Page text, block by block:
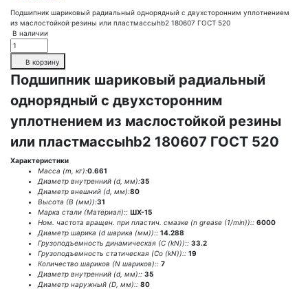
Подшипник шариковый радиальный однорядный с двухсторонним уплотнением
из маслостойкой резины или пластмассыhb2 180607 ГОСТ 520
В наличии
В корзину
Подшипник шариковый радиальный
однорядный с двухсторонним
уплотнением из маслостойкой резины
или пластмассыhb2 180607 ГОСТ 520
Характеристики
Масса (m, кг):0.661
Диаметр внутренний (d, мм):35
Диаметр внешний (d, мм):80
Высота (В (мм)):31
Марка стали (Материал):: ШХ-15
Ном. частота вращен. при пластич. смазке (n grease (1/min)):: 6000
Диаметр шарика (d шарика (мм)):: 14.288
Грузоподъемность динамическая (C (kN)):: 33.2
Грузоподъемность статическая (Co (kN)):: 19
Количество шариков (N шариков):: 7
Диаметр внутренний (d, мм):: 35
Диаметр наружный (D, мм):: 80